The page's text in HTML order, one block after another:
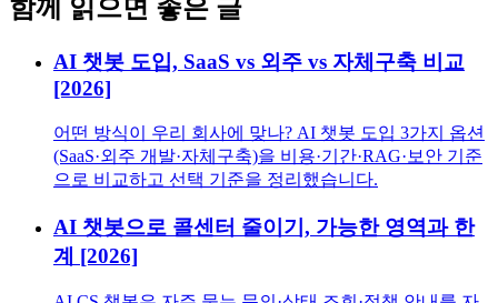
함께 읽으면 좋은 글
AI 챗봇 도입, SaaS vs 외주 vs 자체구축 비교
[2026]
어떤 방식이 우리 회사에 맞나? AI 챗봇 도입 3가지 옵션
(SaaS·외주 개발·자체구축)을 비용·기간·RAG·보안 기준
으로 비교하고 선택 기준을 정리했습니다.
AI 챗봇으로 콜센터 줄이기, 가능한 영역과 한
계 [2026]